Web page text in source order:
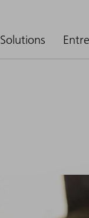
Solutions